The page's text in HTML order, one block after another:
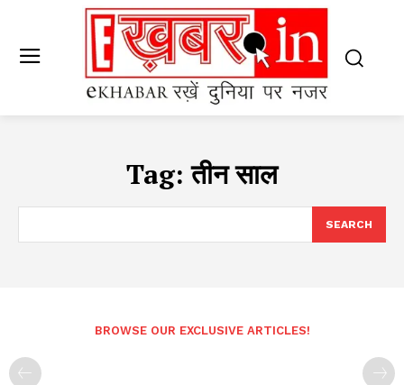
Tag:तीन साल
SEARCH
BROWSE OUR EXCLUSIVE ARTICLES!